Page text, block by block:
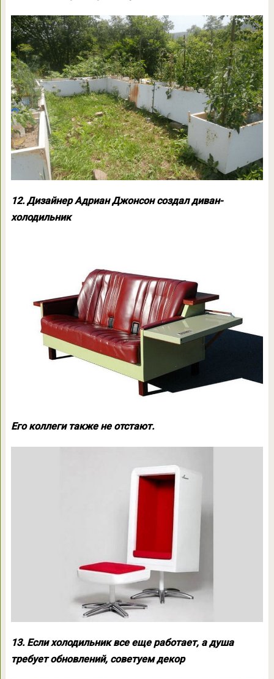
12. Дизайнер Адриан Джонсон создал диван-
холодильник
Его коллеги также не отстают.
13. Если холодильник все еще работает, а душа
требует обновлений, советуем декор